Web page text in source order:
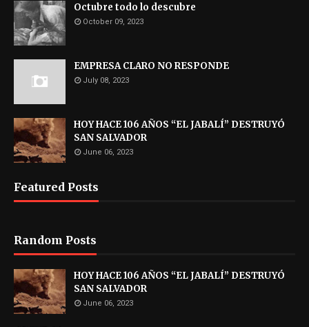
Octubre todo lo descubre
October 09, 2023
EMPRESA CLARO NO RESPONDE
July 08, 2023
HOY HACE 106 AÑOS “EL JABALÍ” DESTRUYÓ
SAN SALVADOR
June 06, 2023
Featured Posts
Random Posts
HOY HACE 106 AÑOS “EL JABALÍ” DESTRUYÓ
SAN SALVADOR
June 06, 2023